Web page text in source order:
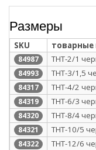
Размеры
SKU
84987 ТНТ-2/1
84993 ТНТ-3/1,5
84317 ТНТ-4/2
84319 ТНТ-6/3
84320 ТНТ-8/4
84321 ТНТ-10/5
84322 ТНТ-12/6